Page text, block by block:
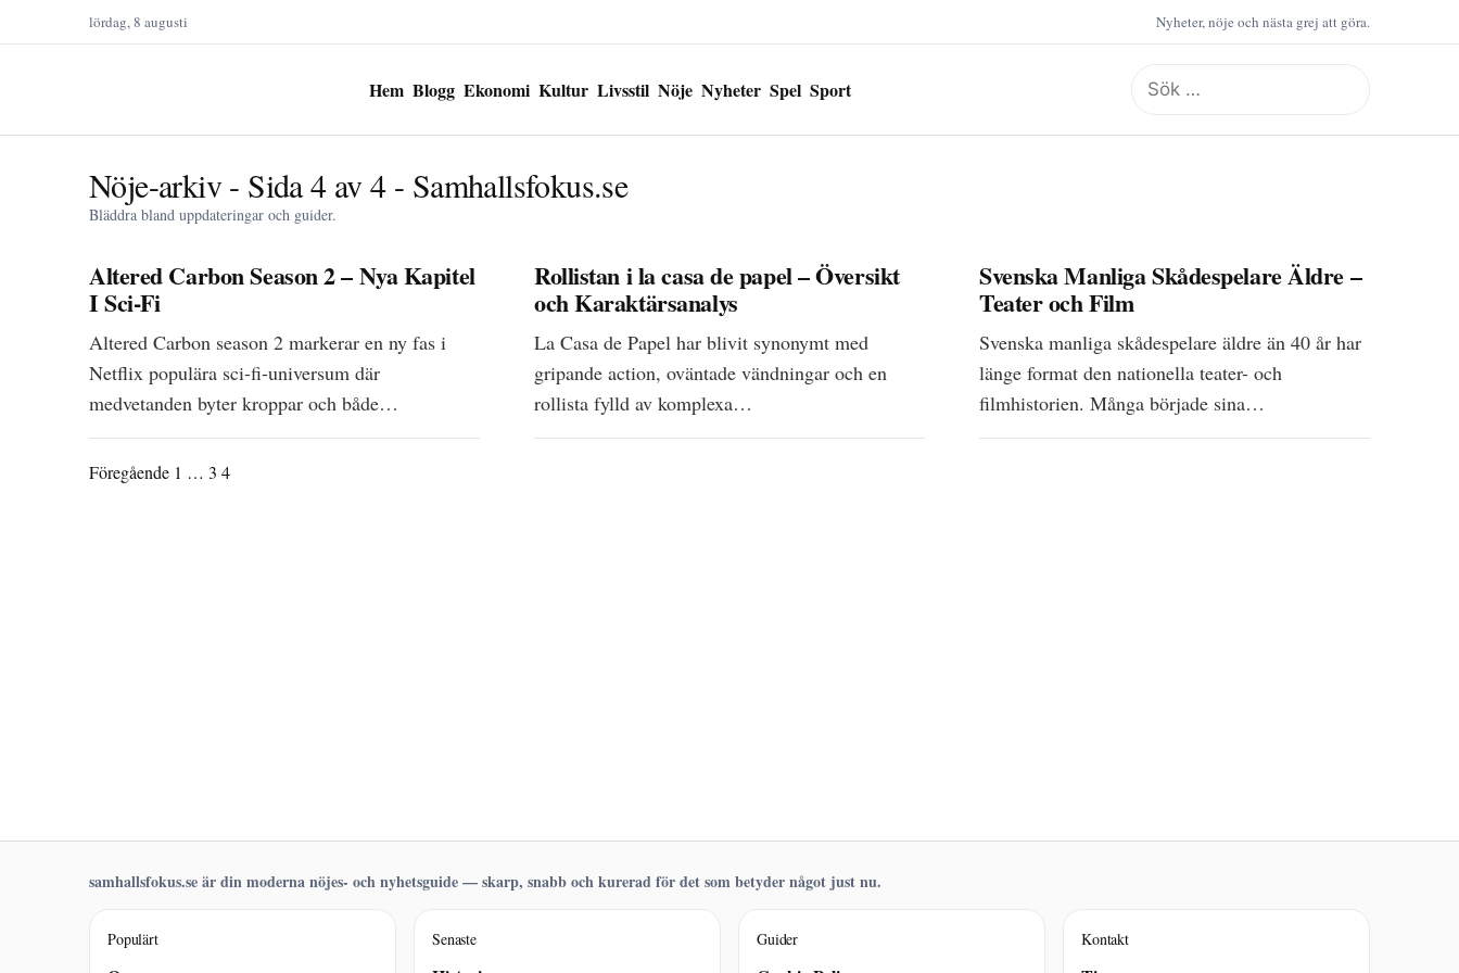
lördag, 8 augusti Nyheter, nöje och nästa grej att göra.
Hem Blogg Ekonomi Kultur Livsstil Nöje Nyheter Spel Sport
Sök
efter:
Nöje-arkiv - Sida 4 av 4 - Samhallsfokus.se
Bläddra bland uppdateringar och guider.
Altered Carbon Season 2 – Nya Kapitel
I Sci-Fi
Altered Carbon season 2 markerar en ny fas i
Netflix populära sci-fi-universum där
medvetanden byter kroppar och både…
Rollistan i la casa de papel – Översikt
och Karaktärsanalys
La Casa de Papel har blivit synonymt med
gripande action, oväntade vändningar och en
rollista fylld av komplexa…
Svenska Manliga Skådespelare Äldre –
Teater och Film
Svenska manliga skådespelare äldre än 40 år har
länge format den nationella teater- och
filmhistorien. Många började sina…
Föregående 1 … 3 4
samhallsfokus.se är din moderna nöjes- och nyhetsguide — skarp, snabb och kurerad för det som betyder något just nu.
Populärt Senaste Guider Kontakt